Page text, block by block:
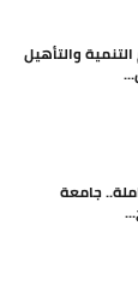
التنمية والتأهيل
جامعة